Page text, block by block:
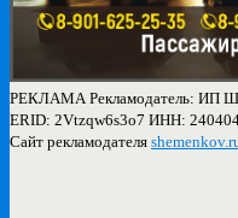
РЕКЛАМА Рекламодатель: ИП
ERID: 2Vtzqw6s3o7 ИНН:
Сайт рекламодателя